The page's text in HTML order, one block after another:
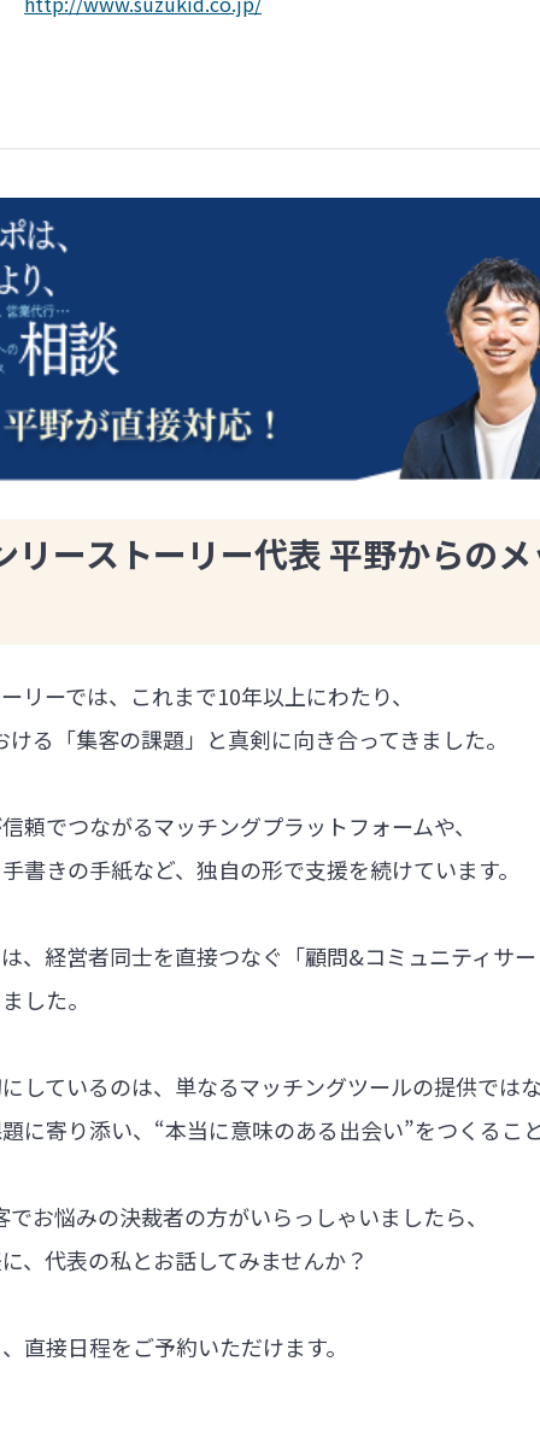
リーストーリー代表 平野からの
リーでは、これまで10年以上にわたり、
る「集客の課題」と真剣に向き合ってきました。
頼でつながるマッチングプラットフォームや、
書きの手紙など、独自の形で支援を続けています。
、経営者同士を直接つなぐ「顧問&コミュニティサ
した。
しているのは、単なるマッチングツールの提供では
に寄り添い、“本当に意味のある出会い”をつくるこ
お悩みの決裁者の方がいらっしゃいましたら、
、代表の私とお話してみませんか？
直接日程をご予約いただけます。